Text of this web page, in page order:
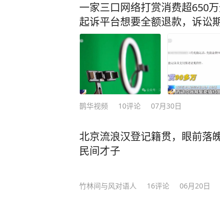
一家三口网络打赏消费超650
起诉平台想要全额退款，诉讼
鹊华视频 10评论 07月30日
北京流浪汉登记籍贯，眼前落
民间才子
竹林间与风对语人 16评论 06月20日